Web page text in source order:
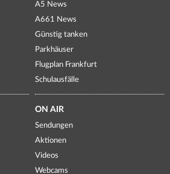
A5 News
A661 News
Günstig tanken
Parkhäuser
Flugplan Frankfurt
Schulausfälle
ON AIR
Sendungen
Aktionen
Videos
Webcams